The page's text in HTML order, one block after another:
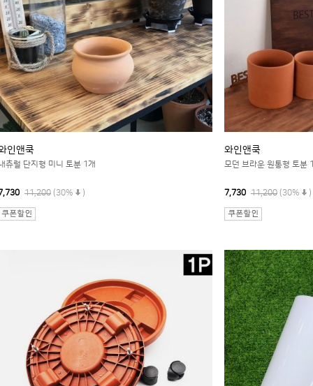
인앤쿡
츄럴 단지형 미니 토분 1개
11,200 (30% )
와인앤쿡
모던 브라운 원통형 토분
7,730 11,200 (30% )